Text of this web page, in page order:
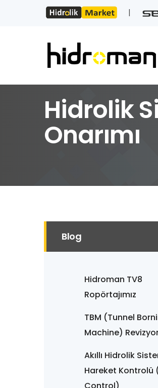
Hidrolik
Onarımı
Blog
Hidroman TV8
Ropörtajımız
TBM (Tunnel
Machine)
Akıllı Hidrolik
Hareket Kontrolü